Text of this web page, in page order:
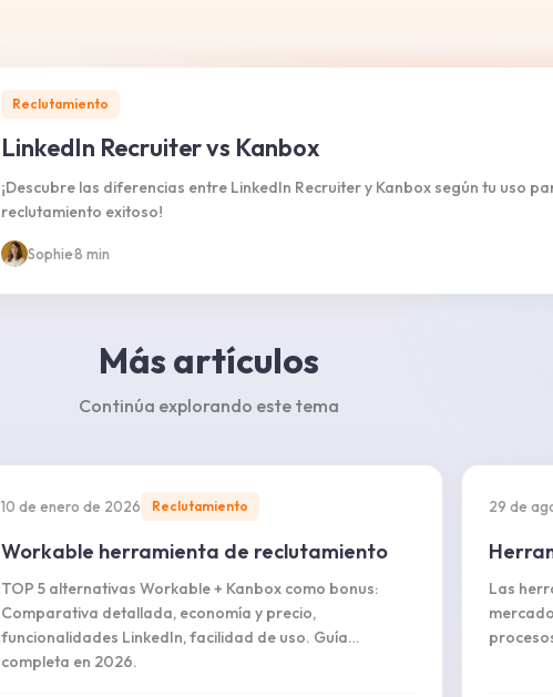
Reclutamiento
LinkedIn Recruiter vs Kanbox
¡Descubre las diferencias entre LinkedIn Recruiter y Kanbox según tu uso
reclutamiento exitoso!
Sophie·8 min
Más artículos
Continúa explorando este tema
10 de enero de 2026 Reclutamiento
Workable herramienta de reclutamiento
TOP 5 alternativas Workable + Kanbox como bonus:
Comparativa detallada, economía y precio,
funcionalidades LinkedIn, facilidad de uso. Guía
completa en 2026.
29 de
Las